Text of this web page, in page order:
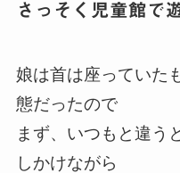
さっそく児童館で
娘は首は座っていた
態だったので
まず、いつもと違う
しかけながら